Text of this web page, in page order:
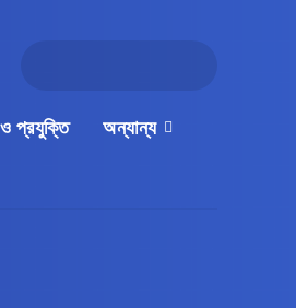
ও প্রযুক্তি অন্যান্য